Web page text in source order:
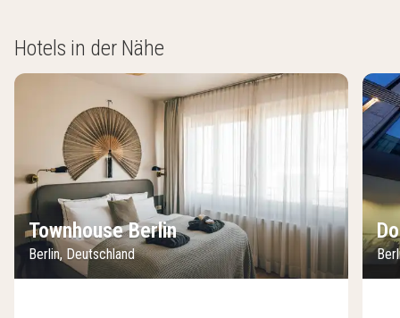
Hotels in der Nähe
Townhouse Berlin
Berlin, Deutschland